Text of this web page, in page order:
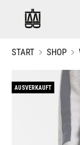
START SHOP
AUSVERKAUFT